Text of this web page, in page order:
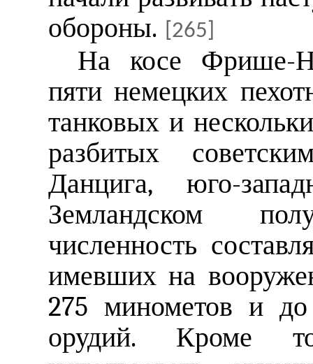
обороны.
[265]
На косе Фрише-
пяти немецких
танковых и
разбитых
Данцига, юго-
Земландском
численность
имевших на
275 минометов и
орудий. Кроме